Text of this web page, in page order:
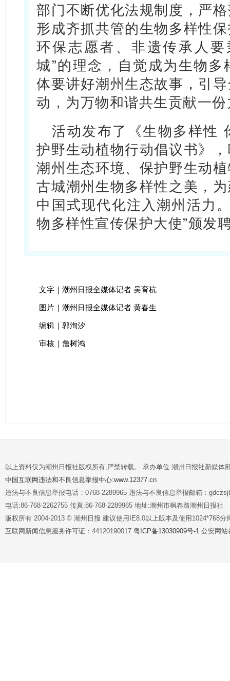
部门不断优化法规制度，严
形成齐抓共管的生物多样性
环保志愿者、非遗传承人
城”的理念，自觉成为生物
体要讲好潮州生态故事，引
动，为万物和谐共生贡献一
活动发布了《生物多样
护野生动植物行动倡议书》
潮州生态环境、保护野生动
古城潮州生物多样性之美，
中国式现代化注入潮州活力
物多样性宣传保护大使”颁发
文字｜潮州日报全媒体记者 吴育杭
图片｜潮州日报全媒体记者 黄春生
编辑｜郭洵汐
审核｜詹树鸿
以上资料仅为潮州日报社版权所有,严禁转载。 承办单位:潮州日报社新媒体
中国互联网违法和不良信息举报中心:www.12377.cn
违法与不良信息举报电话：0768-2289965 违法与不良信息举报邮箱：
电话:86-768-2262755 传真:86-768-2289965 地址:潮州市枫春路潮州日报社
版权所有 2004-2013 © 潮州日报 建议使用IE8.0以上版本及使用1024*768分
互联网新闻信息服务许可证：44120190017 粤ICP备13030909号-1 公安网站